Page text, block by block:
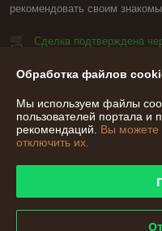
рекомендовать своим
Сделка подтверждена
О нас
Доставка и оплата
Обработка файлов
Мы используем файлы
пользователей портала и
рекомендаций. Вы можете
отключить их.